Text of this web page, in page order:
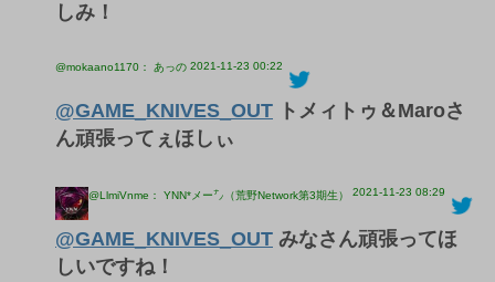
しみ！
@mokaano1170： あっの 2021-11-23 00:22
@GAME_KNIVES_OUT トメィトゥ＆Maroさ
ん頑張ってぇほしぃ
@LlmiVnme： YNN*メー㌨（荒野Network第3期生） 2021-11-23 08:29
@GAME_KNIVES_OUT みなさん頑張ってほ
しいですね！